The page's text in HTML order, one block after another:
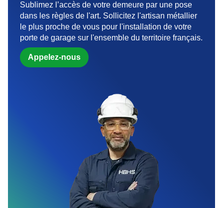
Sublimez l’accès de votre demeure par une pose
dans les règles de l'art. Sollicitez l'artisan métallier
le plus proche de vous pour l'installation de votre
porte de garage sur l'ensemble du territoire français.
Appelez-nous